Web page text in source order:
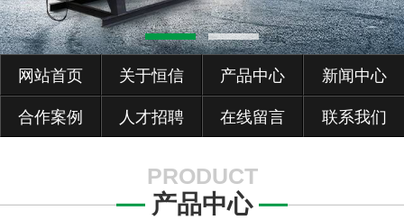
网站首页 关于恒信 产品中心 新闻中心
合作案例 人才招聘 在线留言 联系我们
PRODUCT
产品中心